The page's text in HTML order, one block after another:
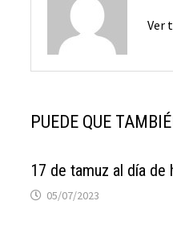
Ver
PUEDE QUE
17 de tamuz al día de
05/07/2023